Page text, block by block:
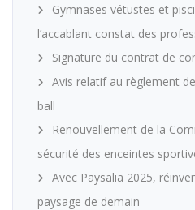
Gymnases vétustes et
l’accablant constat des
Signature du contrat de
Avis relatif au règlement
ball
Renouvellement de la
sécurité des enceintes
Avec Paysalia 2025,
paysage de demain